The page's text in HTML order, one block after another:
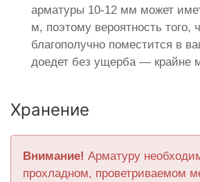
арматуры 10-12 мм может
м, поэтому вероятность того,
благополучно поместится в
доедет без ущерба — крайне
Хранение
Внимание! Арматуру
прохладном, проветриваемом